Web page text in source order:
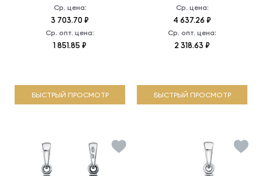
Ср. цена:
3 703.70 ₽
Ср. опт. цена:
1 851.85 ₽
БЫСТРЫЙ ПРОСМОТР
Ср. цена:
4 637.26 ₽
Ср. опт. цена:
2 318.63 ₽
БЫСТРЫЙ ПРОСМОТР